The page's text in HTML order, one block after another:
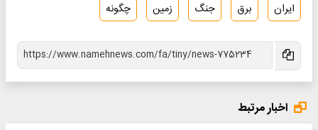
ایران برق جنگ زمین چگونه
اخبار مرتبط